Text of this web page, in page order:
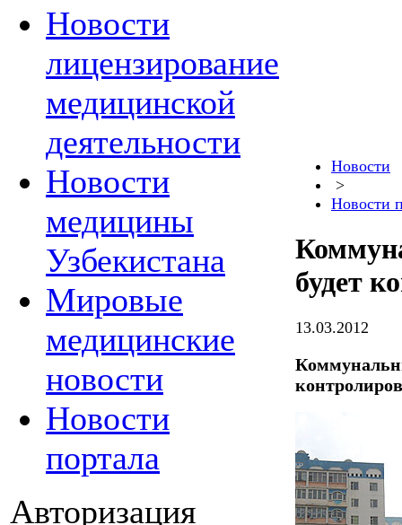
Новости
лицензирование
медицинской
деятельности
Новости
медицины
Узбекистана
Мировые
медицинские
новости
Новости
портала
Авторизация
Новости
>
Новости
будет
13.03.2012